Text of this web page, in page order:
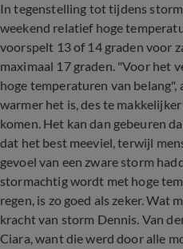
In tegenstelling tot tijdens
weekend relatief hoge
voorspelt 13 of 14 graden voor
maximaal 17 graden. "Voor het
hoge temperaturen van belang",
warmer het is, des te
komen. Het kan dan gebeuren
dat het best meeviel, terwijl
gevoel van een zware storm
stormachtig wordt met hoge
regen, is zo goed als zeker. Wat
kracht van storm Dennis. Van
Ciara, want die werd door alle